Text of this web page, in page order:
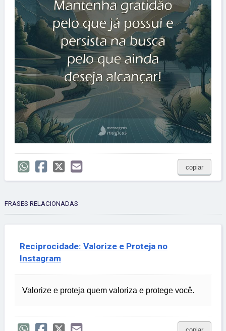
copiar
FRASES RELACIONADAS
Reciprocidade: Valorize e Proteja no
Instagram
Valorize e proteja quem valoriza e protege você.